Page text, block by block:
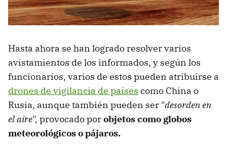
Hasta ahora se han logrado resolver varios
avistamientos de los informados, y según los
funcionarios, varios de estos pueden atribuirse a
drones de vigilancia de países como China o
Rusia, aunque también pueden ser "desorden en
el aire", provocado porobjetos como globos
meteorológicos o pájaros.